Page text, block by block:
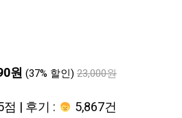
원 (37% 할인) 23,000원
| 후기 : 5,867건